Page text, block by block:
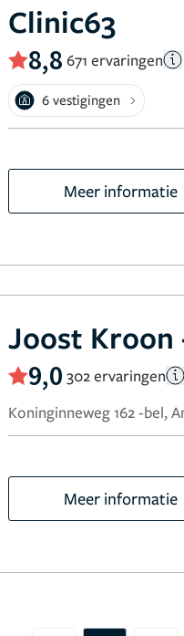
Clinic63
8,8 671 ervaringen
6 vestigingen
Meer informatie
Joost Kroon
9,0 302 ervaringen
Koninginneweg 162 -bel,
Meer informatie